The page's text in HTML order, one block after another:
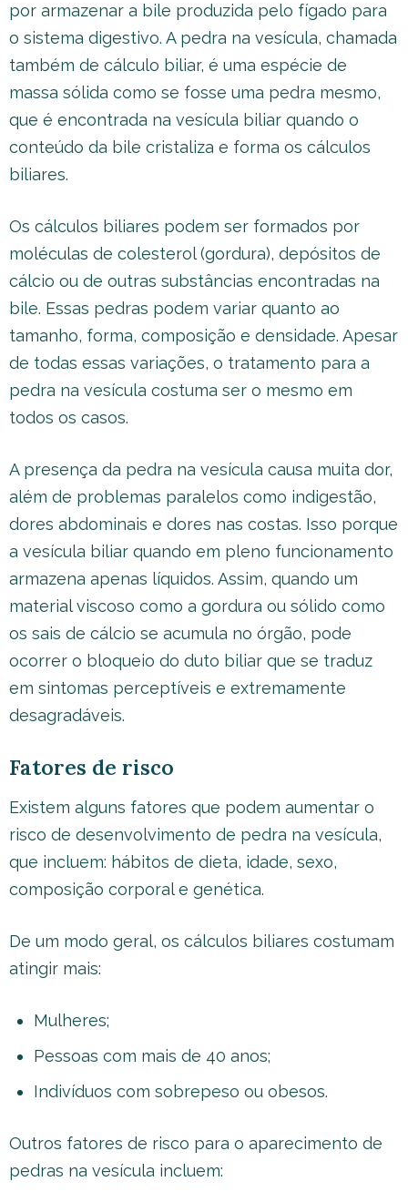
por armazenar a bile produzida pelo fígado para
o sistema digestivo. A pedra na vesícula, chamada
também de cálculo biliar, é uma espécie de
massa sólida como se fosse uma pedra mesmo,
que é encontrada na vesícula biliar quando o
conteúdo da bile cristaliza e forma os cálculos
biliares.
Os cálculos biliares podem ser formados por
moléculas de colesterol (gordura), depósitos de
cálcio ou de outras substâncias encontradas na
bile. Essas pedras podem variar quanto ao
tamanho, forma, composição e densidade. Apesar
de todas essas variações, o tratamento para a
pedra na vesícula costuma ser o mesmo em
todos os casos.
A presença da pedra na vesícula causa muita dor,
além de problemas paralelos como indigestão,
dores abdominais e dores nas costas. Isso porque
a vesícula biliar quando em pleno funcionamento
armazena apenas líquidos. Assim, quando um
material viscoso como a gordura ou sólido como
os sais de cálcio se acumula no órgão, pode
ocorrer o bloqueio do duto biliar que se traduz
em sintomas perceptíveis e extremamente
desagradáveis.
Fatores de risco
Existem alguns fatores que podem aumentar o
risco de desenvolvimento de pedra na vesícula,
que incluem: hábitos de dieta, idade, sexo,
composição corporal e genética.
De um modo geral, os cálculos biliares costumam
atingir mais:
Mulheres;
Pessoas com mais de 40 anos;
Indivíduos com sobrepeso ou obesos.
Outros fatores de risco para o aparecimento de
pedras na vesícula incluem: